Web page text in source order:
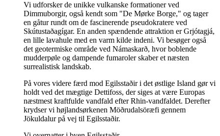
Vi udforsker de unikke vulkanske formationer ved
Dimmuborgir, også kendt som "De Mørke Borge," og tager
en gåtur rundt om de fascinerende pseudokratere ved
Skútustaðagígar. En anden spændende attraktion er Grjótagjá,
en lille lavahule med en varm kilde indeni. Vi besøger også
det geotermiske område ved Námaskarð, hvor boblende
mudderpøle og dampende fumaroler skaber et næsten
surrealistisk landskab.
På vores videre færd mod Egilsstaðir i det østlige Island gør vi
holdt ved det mægtige Dettifoss, der siges at være Europas
næstmest kraftfulde vandfald efter Rhin-vandfaldet. Derefter
krydser vi højlandsørkenen Möðrudalsöræfi gennem
Jökuldalur på vej til Egilsstaðir.